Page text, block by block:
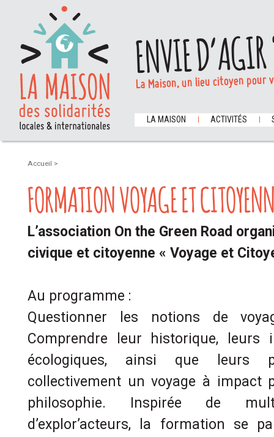
ENVIE
La Maison, un lieu citoyen
LA MAISON ACTIVITÉS
Accueil >
FORMATION VOYAGE ET
L’association On the Green Road
civique et citoyenne « Voyage et
Au programme :
Questionner les notions de
Comprendre leur historique, leurs
écologiques, ainsi que leurs
collectivement un voyage à impact
philosophie. Inspirée de
d’explor’acteurs, la formation se